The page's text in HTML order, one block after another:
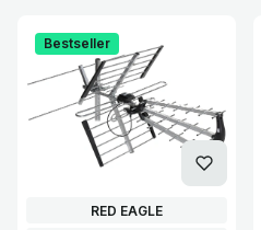
Bestseller
PRODUCENT
RED EAGLE